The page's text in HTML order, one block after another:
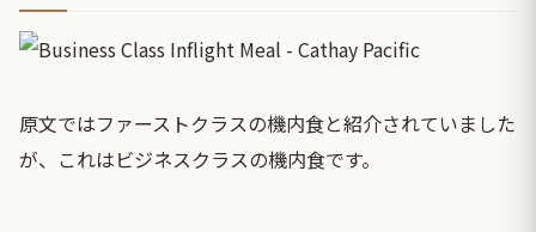
原文ではファーストクラスの機内食と紹介されていました
が、これはビジネスクラスの機内食です。